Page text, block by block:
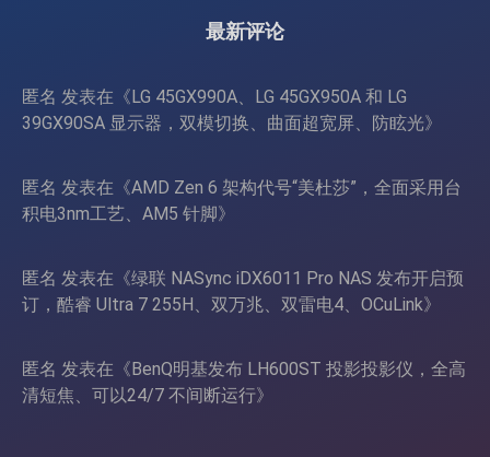
最新评论
匿名 发表在《LG 45GX990A、LG 45GX950A 和 LG
39GX90SA 显示器，双模切换、曲面超宽屏、防眩光》
匿名 发表在《AMD Zen 6 架构代号“美杜莎”，全面采用台
积电3nm工艺、AM5 针脚》
匿名 发表在《绿联 NASync iDX6011 Pro NAS 发布开启预
订，酷睿 Ultra 7 255H、双万兆、双雷电4、OCuLink》
匿名 发表在《BenQ明基发布 LH600ST 投影投影仪，全高
清短焦、可以24/7 不间断运行》